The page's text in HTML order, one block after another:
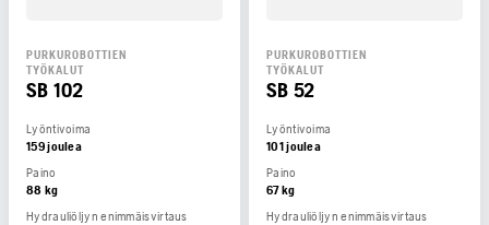
PURKUROBOTTIEN
TYÖKALUT
SB 102
Lyöntivoima
159 joulea
Paino
88 kg
Hydrauliöljyn enimmäisvirtaus
PURKUROBOTTIEN
TYÖKALUT
SB 52
Lyöntivoima
101 joulea
Paino
67 kg
Hydrauliöljyn enimmäisvirtaus